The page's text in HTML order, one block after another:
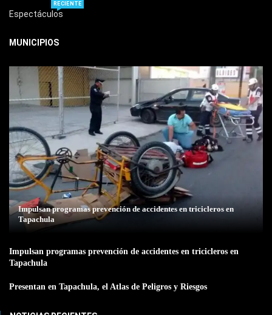
Espectáculos
RECIENTE
MUNICIPIOS
Impulsan programas prevención de accidentes en tricicleros en
Tapachula
Impulsan programas prevención de accidentes en tricicleros en
Tapachula
Presentan en Tapachula, el Atlas de Peligros y Riesgos